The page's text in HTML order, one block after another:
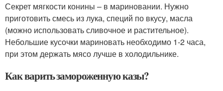
Секрет мягкости конины – в мариновании. Нужно
приготовить смесь из лука, специй по вкусу, масла
(можно использовать сливочное и растительное).
Небольшие кусочки мариновать необходимо 1-2 часа,
при этом держать мясо лучше в холодильнике.
Как варить замороженную казы?